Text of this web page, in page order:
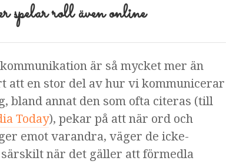
spelar roll även online
är så mycket mer än
att en stor del av hur vi kommunicerar
bland annat den som ofta citeras (till
Today), pekar på att när ord och
emot varandra, väger de icke-
när det gäller att förmedla